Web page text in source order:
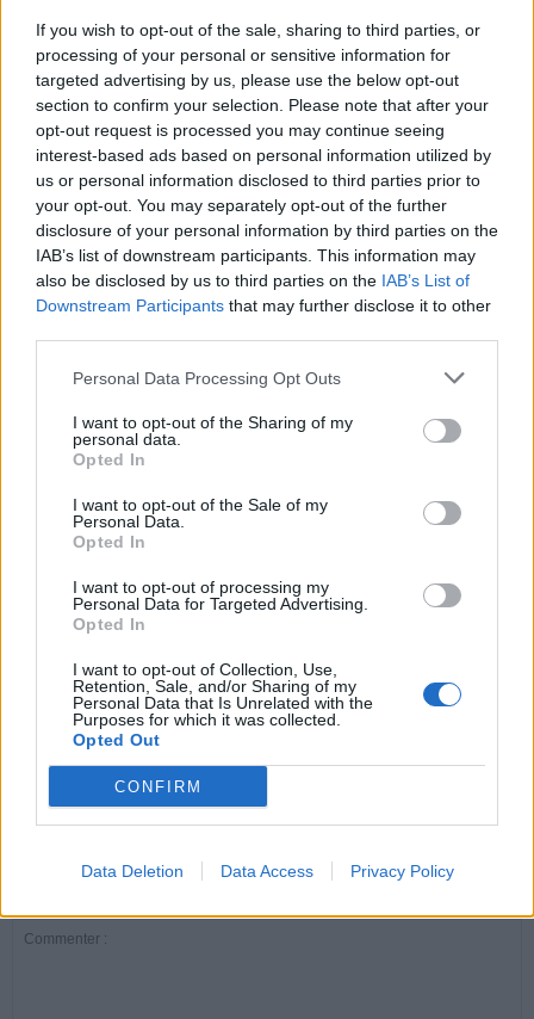
If you wish to opt-out of the sale, sharing to third parties, or
processing of your personal or sensitive information for
targeted advertising by us, please use the below opt-out
section to confirm your selection. Please note that after your
opt-out request is processed you may continue seeing
interest-based ads based on personal information utilized by
us or personal information disclosed to third parties prior to
your opt-out. You may separately opt-out of the further
disclosure of your personal information by third parties on the
IAB’s list of downstream participants. This information may
also be disclosed by us to third parties on the IAB’s List of
Downstream Participants that may further disclose it to other
Personal Data Processing Opt Outs
I want to opt-out of the Sharing of my
personal data.
Opted In
I want to opt-out of the Sale of my
Personal Data.
Opted In
I want to opt-out of processing my
Personal Data for Targeted Advertising.
Opted In
I want to opt-out of Collection, Use,
Retention, Sale, and/or Sharing of my
Personal Data that Is Unrelated with the
Purposes for which it was collected.
Opted Out
CONFIRM
Data Deletion Data Access Privacy Policy
cancer risk, Nature Medicine, juin 2026
Article précédent
Marche japonaise : 5
bienfaits surprenants
pour votre corps
Article suivant
Le régime hyperprotéiné :
la nouvelle tendance qui
pourrait augmenter votre
risque de cancer
news
Canicule : les conseils
cardiologues pour
éviter le danger
Santé
lunettes de sécurité